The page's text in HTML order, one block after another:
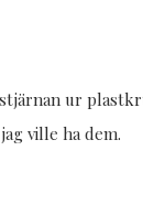
ur
ville ha dem.